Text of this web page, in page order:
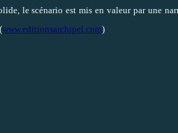
le scénario est mis en valeur par une
www.editionsarchipel.com)